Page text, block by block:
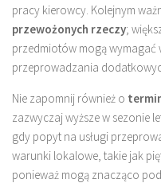
pracy kierowcy. Kolejnym
przewożonych rzeczy;
przedmiotów mogą
przeprowadzania
Nie zapomnij również o
zazwyczaj wyższe w sezonie
gdy popyt na usługi
warunki lokalowe, takie jak
ponieważ mogą znacząco